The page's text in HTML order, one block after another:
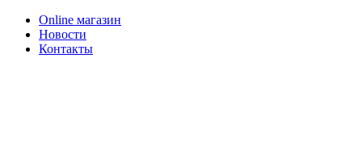
Online магазин
Новости
Контакты